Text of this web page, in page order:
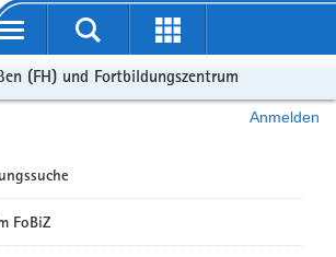
(FH) und Fortbildungszentrum
Anmelden
FoBiZ